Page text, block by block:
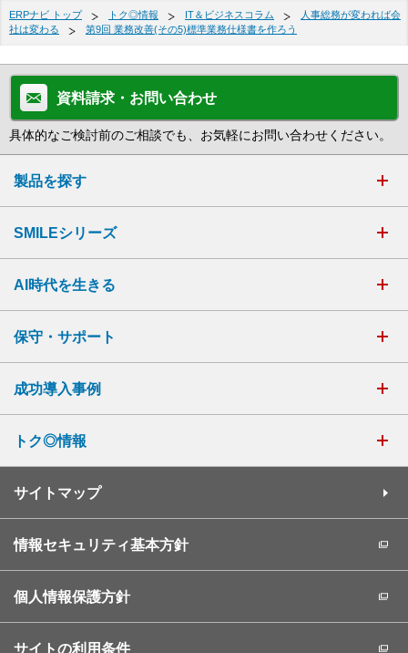
ERPナビ トップ トク◎情報 IT＆ビジネスコラム
人事総務が変われば会
社は変わる
第9回 業務改善(その5)標準業務仕様書を作ろう
資料請求・お問い合わせ
具体的なご検討前のご相談でも、お気軽にお問い合わせください。
製品を探す
SMILEシリーズ
AI時代を生きる
保守・サポート
成功導入事例
トク◎情報
サイトマップ
情報セキュリティ基本方針
個人情報保護方針
サイトの利用条件